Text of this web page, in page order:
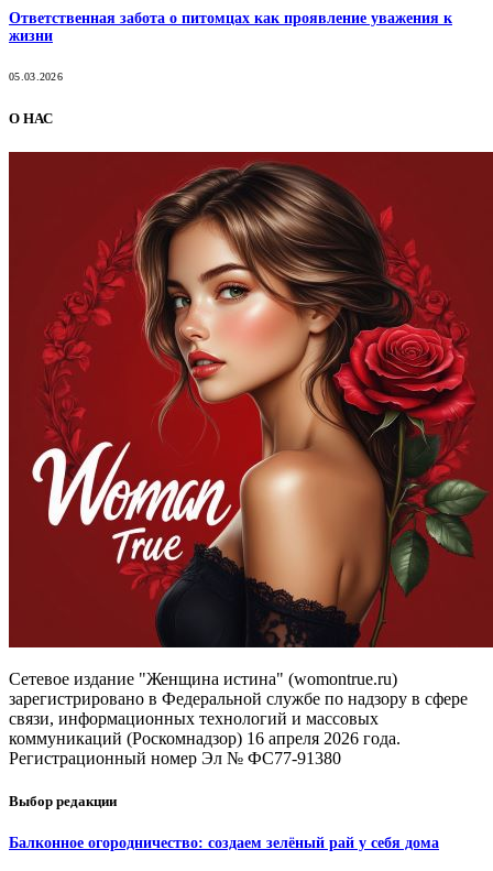
Ответственная забота о питомцах как проявление уважения к
жизни
05.03.2026
О НАС
Сетевое издание "Женщина истина" (womontrue.ru)
зарегистрировано в Федеральной службе по надзору в сфере
связи, информационных технологий и массовых
коммуникаций (Роскомнадзор) 16 апреля 2026 года.
Регистрационный номер Эл № ФС77-91380
Выбор редакции
Балконное огородничество: создаем зелёный рай у себя дома